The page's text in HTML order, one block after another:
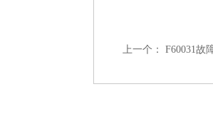
上一个： F60031故